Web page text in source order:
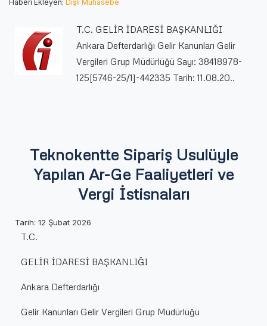
Haberi Ekleyen: Dişli Muhasebe
T.C. GELİR İDARESİ BAŞKANLIĞI
Ankara Defterdarlığı Gelir Kanunları Gelir
Vergileri Grup Müdürlüğü Sayı: 38418978-
125[5746-25/1]-442335 Tarih: 11.08.20..
Teknokentte Sipariş Usulüyle
Yapılan Ar-Ge Faaliyetleri ve
Vergi İstisnaları
Tarih: 12 Şubat 2026
T.C.
GELİR İDARESİ BAŞKANLIĞI
Ankara Defterdarlığı
Gelir Kanunları Gelir Vergileri Grup Müdürlüğü